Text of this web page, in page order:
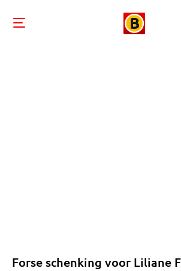
Forse schenking voor Liliane